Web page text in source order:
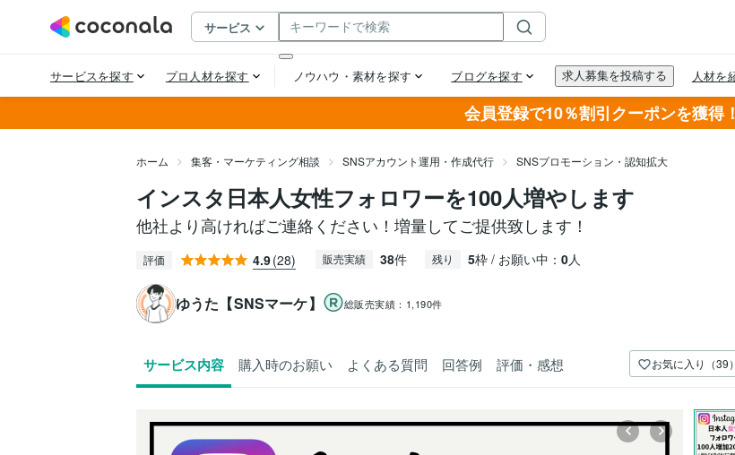
会員登録で10％割引クーポンを獲得！
ホーム 集客・マーケティング相談 SNSアカウント運用・作成代行 SNSプロモーション・認知拡大
インスタ日本人女性フォロワーを100人増やします
他社より高ければご連絡ください！増量してご提供致します！
評価 4.9(28) 販売実績 38件 残り 5枠 / お願い中： 0人
ゆうた【SNSマーケ】 総販売実績： 1,190件
サービス内容 購入時のお願い よくある質問 回答例 評価・感想 お気に入り（39）